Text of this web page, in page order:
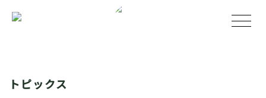
トピックス